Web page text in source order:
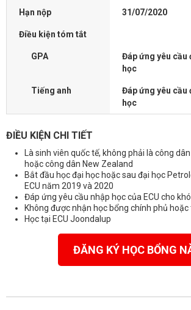
Hạn nộp 31/07/2020
Điều kiện tóm tắt
GPA
Đáp ứng yêu cầu
học
Tiếng anh
Đáp ứng yêu cầu
học
ĐIỀU KIỆN CHI TIẾT
Là sinh viên quốc tế, không phải là công
hoặc công dân New Zealand
Bắt đầu học đại học hoặc sau đại học
ECU năm 2019 và 2020
Đáp ứng yêu cầu nhập học của ECU cho
Không được nhận học bổng chính phủ
Học tại ECU Joondalup
ĐĂNG KÝ HỌC BỔNG